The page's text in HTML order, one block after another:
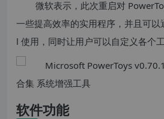
微软表示，此次重启对
一些提高效率的实用程序，并且可
l 使用，同时让用户可以自定义各个工
软件功能